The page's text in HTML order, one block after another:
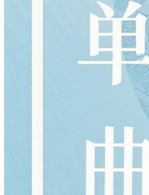
显示全部楼层 /阅读